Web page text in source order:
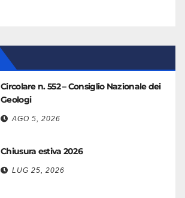
Circolare n. 552 – Consiglio Nazionale dei
Geologi
AGO 5, 2026
Chiusura estiva 2026
LUG 25, 2026